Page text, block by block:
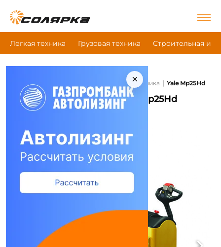
Легкая техника Грузовая техника Строительная и
×
Главная Складская техника | Yale Mp25Hd
Складская техника Yale Mp25Hd